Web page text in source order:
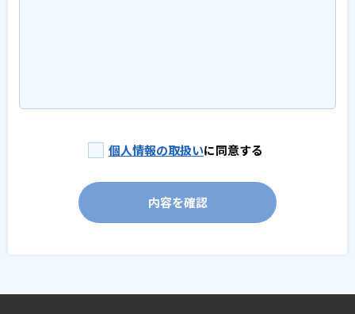
個人情報の取扱いに同意する
内容を確認